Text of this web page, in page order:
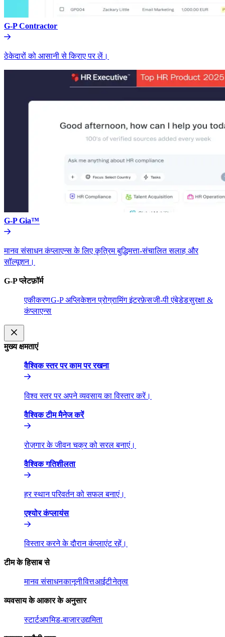
G-P Contractor​​
ठेकेदारों को आसानी से किराए पर लें।​​
G-P Gia™​​
मानव संसाधन कंप्लाएन्स के लिए कृत्रिम बुद्धिमत्ता-संचालित सलाह और
सॉल्यूशन।​​
G-P प्लेटफ़ॉर्म​​
एकीकरण​​G-P अप्लिकेशन प्रोग्रामिंग इंटरफ़ेस​​जी-पी एंबेडेड​​सुरक्षा &
कंप्लाएन्स​​
मुख्य क्षमताएं​​
वैश्विक स्तर पर काम पर रखना​​
विश्व स्तर पर अपने व्यवसाय का विस्तार करें।​​
वैश्विक टीम मैनेज करें​​
रोज़गार के जीवन चक्र को सरल बनाएं।​​
वैश्विक गतिशीलता​​
हर स्थान परिवर्तन को सफल बनाएं।​​
एश्योर कंप्लायंस​​
विस्तार करने के दौरान कंप्लाएंट रहें।​​
टीम के हिसाब से​​
मानव संसाधन​​कानूनी​​वित्त​​आईटी​​नेतृत्व​​
व्यवसाय के आकार के अनुसार​​
स्टार्टअप​​मिड-बाजार​​उद्यमिता​​